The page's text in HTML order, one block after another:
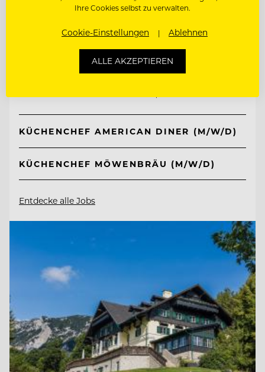
TOP ARBEITGEBER
Ferien- und Freizeitpark
Weissenhäuser Strand
KÜCHENCHEF AMERICAN DINER (M/W/D)
KÜCHENCHEF MÖWENBRÄU (M/W/D)
Entdecke alle Jobs
Ihre Cookies selbst zu verwalten.
Cookie-Einstellungen Ablehnen
ALLE AKZEPTIEREN